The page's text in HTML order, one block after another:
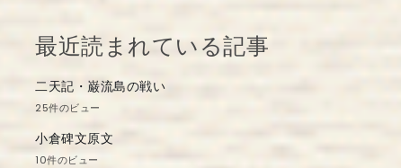
最近読まれている記事
二天記・巌流島の戦い
25件のビュー
小倉碑文原文
10件のビュー